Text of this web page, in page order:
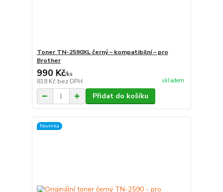
Toner TN-2590XL černý – kompatibilní – pro
Brother
990 Kč/ks
818 Kč bez DPH skladem
Přidat do košíku
Novinka